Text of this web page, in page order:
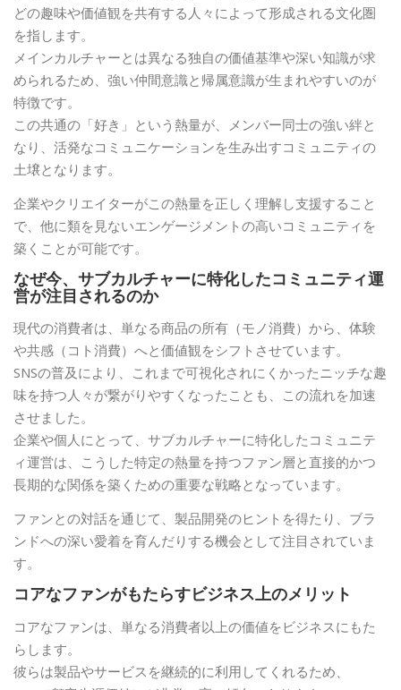
どの趣味や価値観を共有する人々によって形成される文化圏
を指します。
メインカルチャーとは異なる独自の価値基準や深い知識が求
められるため、強い仲間意識と帰属意識が生まれやすいのが
特徴です。
この共通の「好き」という熱量が、メンバー同士の強い絆と
なり、活発なコミュニケーションを生み出すコミュニティの
土壌となります。
企業やクリエイターがこの熱量を正しく理解し支援すること
で、他に類を見ないエンゲージメントの高いコミュニティを
築くことが可能です。
なぜ今、サブカルチャーに特化したコミュニティ運
営が注目されるのか
現代の消費者は、単なる商品の所有（モノ消費）から、体験
や共感（コト消費）へと価値観をシフトさせています。
SNSの普及により、これまで可視化されにくかったニッチな趣
味を持つ人々が繋がりやすくなったことも、この流れを加速
させました。
企業や個人にとって、サブカルチャーに特化したコミュニテ
ィ運営は、こうした特定の熱量を持つファン層と直接的かつ
長期的な関係を築くための重要な戦略となっています。
ファンとの対話を通じて、製品開発のヒントを得たり、ブラ
ンドへの深い愛着を育んだりする機会として注目されていま
す。
コアなファンがもたらすビジネス上のメリット
コアなファンは、単なる消費者以上の価値をビジネスにもた
らします。
彼らは製品やサービスを継続的に利用してくれるため、